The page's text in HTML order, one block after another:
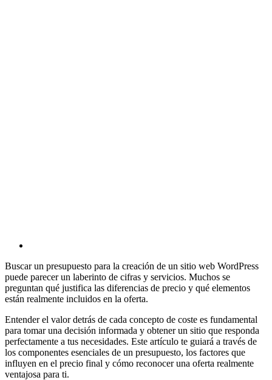
Buscar un presupuesto para la creación de un sitio web WordPress
puede parecer un laberinto de cifras y servicios. Muchos se
preguntan qué justifica las diferencias de precio y qué elementos
están realmente incluidos en la oferta.
Entender el valor detrás de cada concepto de coste es fundamental
para tomar una decisión informada y obtener un sitio que responda
perfectamente a tus necesidades. Este artículo te guiará a través de
los componentes esenciales de un presupuesto, los factores que
influyen en el precio final y cómo reconocer una oferta realmente
ventajosa para ti.